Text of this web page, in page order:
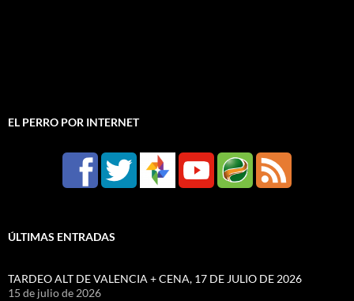
EL PERRO POR INTERNET
ÚLTIMAS ENTRADAS
TARDEO ALT DE VALENCIA + CENA, 17 DE JULIO DE 2026
15 de julio de 2026